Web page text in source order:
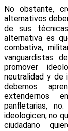
No obstante,
alternativos
de sus
alternativa es
combativa,
vanguardistas
promover
neutralidad y de
debemos
extendernos
panfletarias,
ideologicen, no
ciudadano